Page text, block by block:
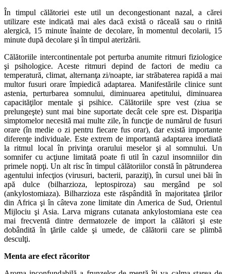
În timpul călătoriei este util un decongestionant nazal, a cărei
utilizare este indicată mai ales dacă există o răceală sau o rinită
alergică, 15 minute înainte de decolare, în momentul decolarii, 15
minute după decolare şi în timpul aterizării.
Călătoriile intercontinentale pot perturba anumite ritmuri fiziologice
şi psihologice. Aceste ritmuri depind de factori de mediu ca
temperatură, climat, alternanţa zi/noapte, iar străbaterea rapidă a mai
multor fusuri orare împiedică adaptarea. Manifestările clinice sunt
astenia, perturbarea somnului, diminuarea apetitului, diminuarea
capacităţilor mentale şi psihice. Călătoriile spre vest (ziua se
prelungeşte) sunt mai bine suportate decât cele spre est. Dispariţia
simptomelor necesită mai multe zile, în funcţie de numărul de fusuri
orare (în medie o zi pentru fiecare fus orar), dar există importante
diferenţe individuale. Este extrem de importantă adaptarea imediată
la ritmul local în privinţa orarului meselor şi al somnului. Un
somnifer cu acţiune limitată poate fi util în cazul insomniilor din
primele nopţi. Un alt risc în timpul călătoriilor constă în pătrunderea
agentului infecţios (virusuri, bacterii, paraziţi), în cursul unei băi în
apă dulce (bilharzioza, leptospiroza) sau mergând pe sol
(ankylostomiaza). Bilharzioza este răspândită în majoritatea ţărilor
din Africa şi în câteva zone limitate din America de Sud, Orientul
Mijlociu şi Asia. Larva migrans cutanata ankylostomiana este cea
mai frecventă dintre dermatozele de import la călători şi este
dobândită în ţările calde şi umede, de călătorii care se plimbă
desculţi.
Menta are efect răcoritor